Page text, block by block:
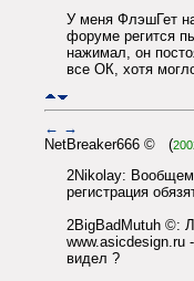
У меня ФлэшГет
форуме регится
нажимал, он
все ОК, хотя
← →
NetBreaker666 © (
2Nikolay:
регистрация
2BigBadMutuh ©:
www.asicdesign.ru
видел ?